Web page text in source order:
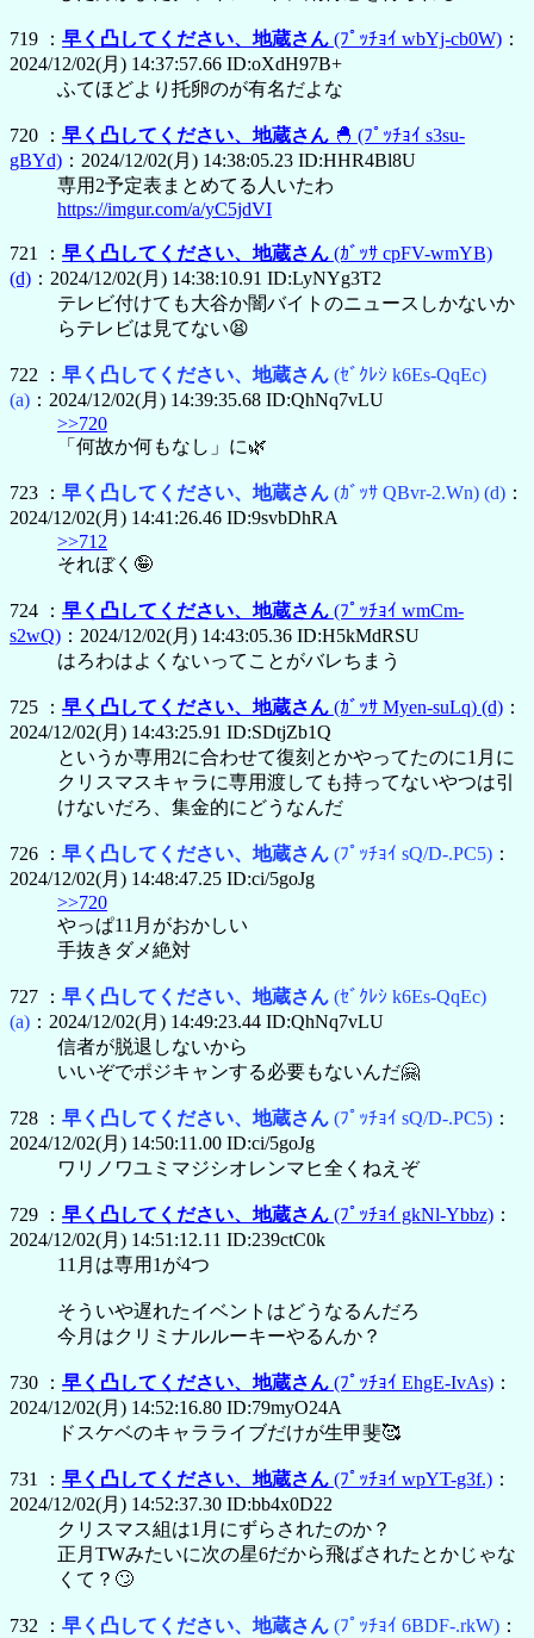
719 ： 早く凸してください、地蔵さん (ﾌﾟｯﾁｮｲ wbYj-cb0W) ：
2024/12/02(月) 14:37:57.66 ID:oXdH97B+
ふてほどより托卵のが有名だよな
720 ： 早く凸してください、地蔵さん 🐣 (ﾌﾟｯﾁｮｲ s3su-
gBYd) ：2024/12/02(月) 14:38:05.23 ID:HHR4Bl8U
専用2予定表まとめてる人いたわ
https://imgur.com/a/yC5jdVI
721 ： 早く凸してください、地蔵さん (ｶﾞｯｻ cpFV-wmYB)
(d) ：2024/12/02(月) 14:38:10.91 ID:LyNYg3T2
テレビ付けても大谷か闇バイトのニュースしかないか
らテレビは見てない😫
722 ： 早く凸してください、地蔵さん (ｾﾞｸﾚｼ k6Es-QqEc)
(a) ：2024/12/02(月) 14:39:35.68 ID:QhNq7vLU
>>720
「何故か何もなし」に🌿
723 ： 早く凸してください、地蔵さん (ｶﾞｯｻ QBvr-2.Wn) (d) ：
2024/12/02(月) 14:41:26.46 ID:9svbDhRA
>>712
それぼく🤪
724 ： 早く凸してください、地蔵さん (ﾌﾟｯﾁｮｲ wmCm-
s2wQ) ：2024/12/02(月) 14:43:05.36 ID:H5kMdRSU
はろわはよくないってことがバレちまう
725 ： 早く凸してください、地蔵さん (ｶﾞｯｻ Myen-suLq) (d) ：
2024/12/02(月) 14:43:25.91 ID:SDtjZb1Q
というか専用2に合わせて復刻とかやってたのに1月に
クリスマスキャラに専用渡しても持ってないやつは引
けないだろ、集金的にどうなんだ
726 ： 早く凸してください、地蔵さん (ﾌﾟｯﾁｮｲ sQ/D-.PC5) ：
2024/12/02(月) 14:48:47.25 ID:ci/5goJg
>>720
やっぱ11月がおかしい
手抜きダメ絶対
727 ： 早く凸してください、地蔵さん (ｾﾞｸﾚｼ k6Es-QqEc)
(a) ：2024/12/02(月) 14:49:23.44 ID:QhNq7vLU
信者が脱退しないから
いいぞでポジキャンする必要もないんだ🤗
728 ： 早く凸してください、地蔵さん (ﾌﾟｯﾁｮｲ sQ/D-.PC5) ：
2024/12/02(月) 14:50:11.00 ID:ci/5goJg
ワリノワユミマジシオレンマヒ全くねえぞ
729 ： 早く凸してください、地蔵さん (ﾌﾟｯﾁｮｲ gkNl-Ybbz) ：
2024/12/02(月) 14:51:12.11 ID:239ctC0k
11月は専用1が4つ
そういや遅れたイベントはどうなるんだろ
今月はクリミナルルーキーやるんか？
730 ： 早く凸してください、地蔵さん (ﾌﾟｯﾁｮｲ EhgE-IvAs) ：
2024/12/02(月) 14:52:16.80 ID:79myO24A
ドスケベのキャラライブだけが生甲斐🥰
731 ： 早く凸してください、地蔵さん (ﾌﾟｯﾁｮｲ wpYT-g3f.) ：
2024/12/02(月) 14:52:37.30 ID:bb4x0D22
クリスマス組は1月にずらされたのか？
正月TWみたいに次の星6だから飛ばされたとかじゃな
くて？🙄
732 ： 早く凸してください、地蔵さん (ﾌﾟｯﾁｮｲ 6BDF-.rkW) ：